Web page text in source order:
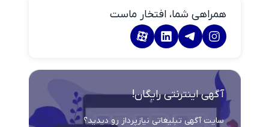
همراهی شما، افتخار ماست
آگهی اینترنتی رایگان!
سایت آگهی تبلیغاتی نیازپرداز رو دیدید؟